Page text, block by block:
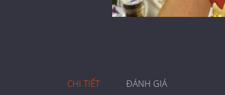
CHI TIẾT ĐÁNH GIÁ